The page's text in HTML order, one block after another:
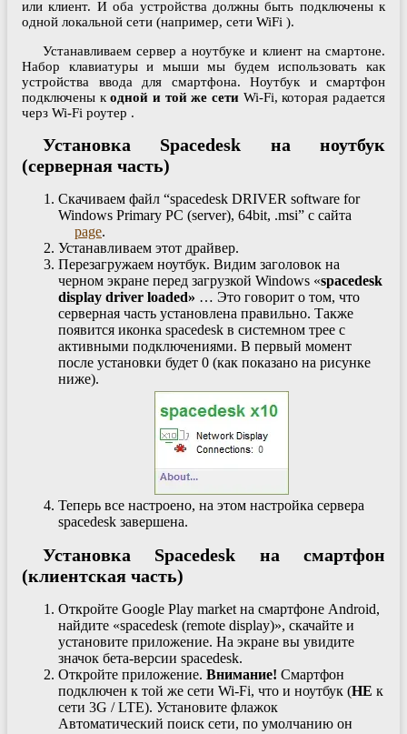
или клиент. И оба устройства должны быть подключены к
одной локальной сети (например, сети WiFi ).
Устанавливаем сервер а ноутбуке и клиент на смартоне.
Набор клавиатуры и мыши мы будем использовать как
устройства ввода для смартфона. Ноутбук и смартфон
подключены кодной и той же сети Wi-Fi, которая радается
черз Wi-Fi роутер .
Установка Spacedesk на ноутбук
(серверная часть)
Скачиваем файл “spacedesk DRIVER software for
Windows Primary PC (server), 64bit, .msi” с сайта
page.
Устанавливаем этот драйвер.
Перезагружаем ноутбук. Видим заголовок на
черном экране перед загрузкой Windows «spacedesk
display driver loaded» … Это говорит о том, что
серверная часть установлена правильно. Также
появится иконка spacedesk в системном трее с
активными подключениями. В первый момент
после установки будет 0 (как показано на рисунке
ниже).
Теперь все настроено, на этом настройка сервера
spacedesk завершена.
Установка Spacedesk на смартфон
(клиентская часть)
Откройте Google Play market на смартфоне Android,
найдите «spacedesk (remote display)», скачайте и
установите приложение. На экране вы увидите
значок бета-версии spacedesk.
Откройте приложение. Внимание! Смартфон
подключен к той же сети Wi-Fi, что и ноутбук (НЕ к
сети 3G / LTE). Установите флажок
Автоматический поиск сети, по умолчанию он